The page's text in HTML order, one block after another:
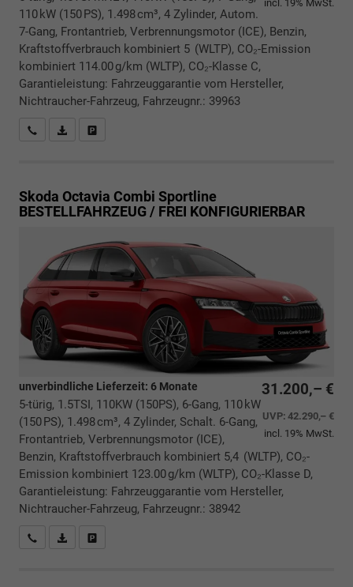
incl. 19% MwSt.
110 kW (150 PS), 1.498 cm³, 4 Zylinder, Autom.
7-Gang, Frontantrieb, Verbrennungsmotor (ICE), Benzin,
Kraftstoffverbrauch kombiniert 5 (WLTP), CO₂-Emission
kombiniert 114.00 g/km (WLTP), CO₂-Klasse C,
Garantieleistung: Fahrzeuggarantie vom Hersteller,
Nichtraucher-Fahrzeug, Fahrzeugnr.: 39963
Rückrufbitte absenden
PDF-Datei, Fahrzeugexposé drucken
Skoda Octavia Combi Sportline
BESTELLFAHRZEUG / FREI KONFIGURIERBAR
31.200,– €
UVP:42.290,– €
incl. 19% MwSt.
unverbindliche Lieferzeit: 6 Monate
5-türig, 1.5TSI, 110KW (150PS), 6-Gang, 110 kW
(150 PS), 1.498 cm³, 4 Zylinder, Schalt. 6-Gang,
Frontantrieb, Verbrennungsmotor (ICE),
Benzin, Kraftstoffverbrauch kombiniert 5,4 (WLTP), CO₂-
Emission kombiniert 123.00 g/km (WLTP), CO₂-Klasse D,
Garantieleistung: Fahrzeuggarantie vom Hersteller,
Nichtraucher-Fahrzeug, Fahrzeugnr.: 38942
Rückrufbitte absenden
PDF-Datei, Fahrzeugexposé drucken